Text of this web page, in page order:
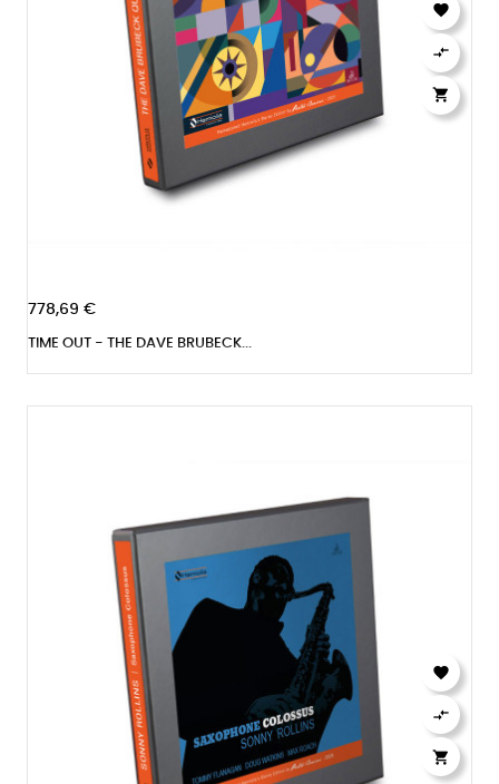
778,69 €
TIME OUT - THE DAVE BRUBECK...





